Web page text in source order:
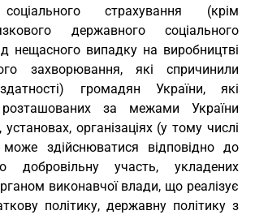
страхування (крім
державного соціального
нещасного випадку на виробництві
захворювання, які спричинили
громадян України, які
за межами України
організаціях (у тому числі
може здійснюватися відповідно до
добровільну участь, укладених
виконавчої влади, що реалізує
політику, державну політику з